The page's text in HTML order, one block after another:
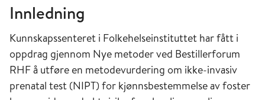
Innledning
Kunnskapssenteret i Folkehelseinstituttet har fått i
oppdrag gjennom Nye metoder ved Bestillerforum
RHF å utføre en metodevurdering om ikke-invasiv
prenatal test (NIPT) for kjønnsbestemmelse av foster